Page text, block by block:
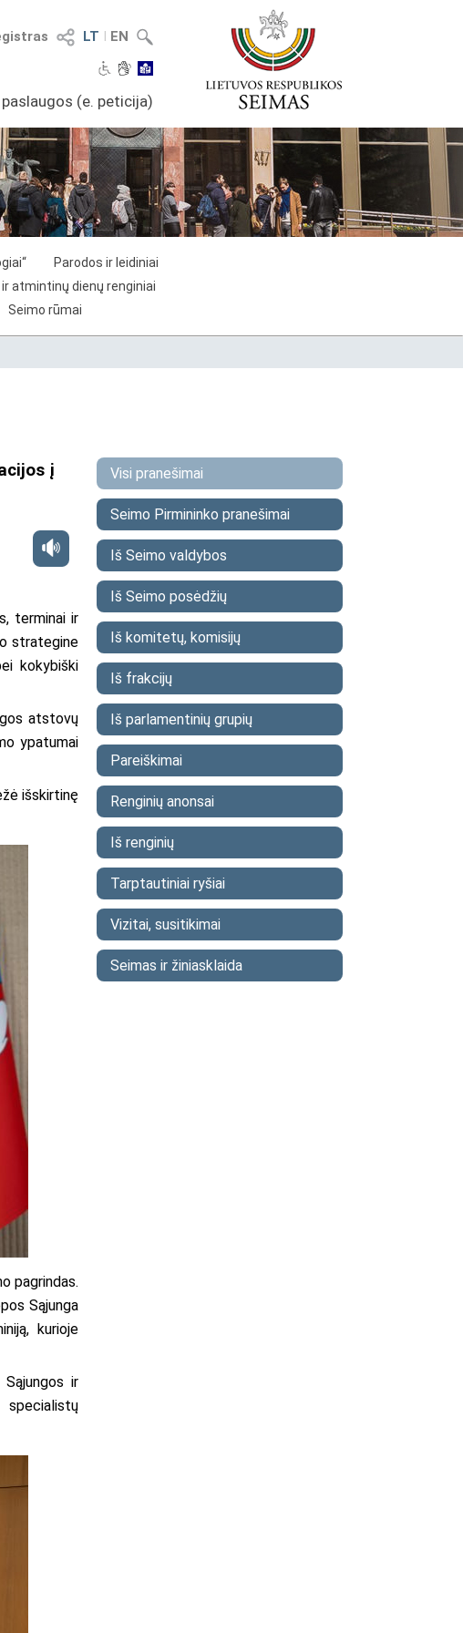
LT I EN
paslaugos (e. peticija)
Parodos ir leidiniai
atmintinų dienų renginiai
Seimo rūmai
į
terminai ir
strategine
kokybiški
atstovų
ypatumai
išskirtinę
pagrindas.
Sąjunga
kurioje
ir
Visi pranešimai
Seimo Pirmininko pranešimai
Iš Seimo valdybos
Iš Seimo posėdžių
Iš komitetų, komisijų
Iš frakcijų
Iš parlamentinių grupių
Pareiškimai
Renginių anonsai
Iš renginių
Tarptautiniai ryšiai
Vizitai, susitikimai
Seimas ir žiniasklaida